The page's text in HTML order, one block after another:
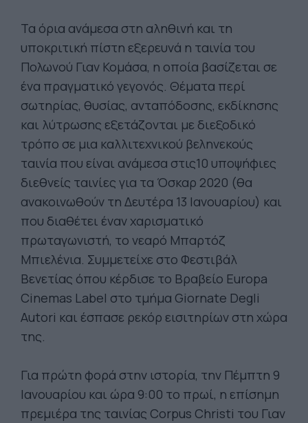
Τα όρια ανάμεσα στη αληθινή και τη
υποκριτική πίστη εξερευνά η ταινία του
Πολωνού Γιαν Κομάσα, η οποία βασίζεται σε
ένα πραγματικό γεγονός. Θέματα περί
σωτηρίας, θυσίας, ανταπόδοσης, εκδίκησης
και λύτρωσης εξετάζονται με διεξοδικό
τρόπο σε μια καλλιτεχνικού βεληνεκούς
ταινία που είναι ανάμεσα στις10 υποψήφιες
διεθνείς ταινίες για τα Όσκαρ 2020 (θα
ανακοινωθούν τη Δευτέρα 13 Ιανουαρίου) και
που διαθέτει έναν χαρισματικό
πρωταγωνιστή, το νεαρό Μπαρτόζ
Μπιελένια. Συμμετείχε στο Φεστιβάλ
Βενετίας όπου κέρδισε το Βραβείο Europa
Cinemas Label στο τμήμα Giornate Degli
Autori και έσπασε ρεκόρ εισιτηρίων στη χώρα
της.
Για πρώτη φορά στην ιστορία, την Πέμπτη 9
Ιανουαρίου και ώρα 9:00 το πρωί, η επίσημη
πρεμιέρα της ταινίας Corpus Christi του Γιαν